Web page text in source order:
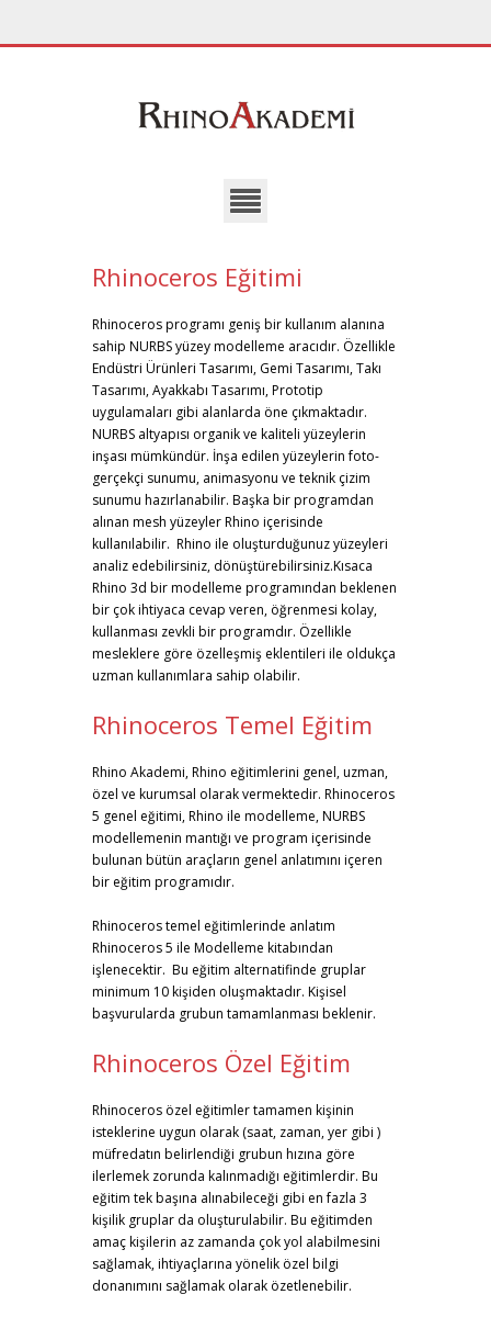
Rhinoceros Eğitimi
Rhinoceros programı geniş bir kullanım alanına
sahip NURBS yüzey modelleme aracıdır. Özellikle
Endüstri Ürünleri Tasarımı, Gemi Tasarımı, Takı
Tasarımı, Ayakkabı Tasarımı, Prototip
uygulamaları gibi alanlarda öne çıkmaktadır.
NURBS altyapısı organik ve kaliteli yüzeylerin
inşası mümkündür. İnşa edilen yüzeylerin foto-
gerçekçi sunumu, animasyonu ve teknik çizim
sunumu hazırlanabilir. Başka bir programdan
alınan mesh yüzeyler Rhino içerisinde
kullanılabilir. Rhino ile oluşturduğunuz yüzeyleri
analiz edebilirsiniz, dönüştürebilirsiniz.Kısaca
Rhino 3d bir modelleme programından beklenen
bir çok ihtiyaca cevap veren, öğrenmesi kolay,
kullanması zevkli bir programdır. Özellikle
mesleklere göre özelleşmiş eklentileri ile oldukça
uzman kullanımlara sahip olabilir.
Rhinoceros Temel Eğitim
Rhino Akademi, Rhino eğitimlerini genel, uzman,
özel ve kurumsal olarak vermektedir. Rhinoceros
5 genel eğitimi, Rhino ile modelleme, NURBS
modellemenin mantığı ve program içerisinde
bulunan bütün araçların genel anlatımını içeren
bir eğitim programıdır.
Rhinoceros temel eğitimlerinde anlatım
Rhinoceros 5 ile Modelleme kitabından
işlenecektir. Bu eğitim alternatifinde gruplar
minimum 10 kişiden oluşmaktadır. Kişisel
başvurularda grubun tamamlanması beklenir.
Rhinoceros Özel Eğitim
Rhinoceros özel eğitimler tamamen kişinin
isteklerine uygun olarak (saat, zaman, yer gibi )
müfredatın belirlendiği grubun hızına göre
ilerlemek zorunda kalınmadığı eğitimlerdir. Bu
eğitim tek başına alınabileceği gibi en fazla 3
kişilik gruplar da oluşturulabilir. Bu eğitimden
amaç kişilerin az zamanda çok yol alabilmesini
sağlamak, ihtiyaçlarına yönelik özel bilgi
donanımını sağlamak olarak özetlenebilir.